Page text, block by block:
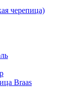
черепица)
Braas